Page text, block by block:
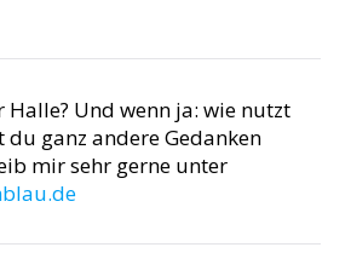
Halle? Und wenn ja: wie nutzt
du ganz andere Gedanken
mir sehr gerne unter